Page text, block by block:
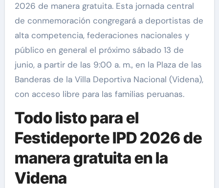
2026 de manera gratuita. Esta jornada central
de conmemoración congregará a deportistas de
alta competencia, federaciones nacionales y
público en general el próximo sábado 13 de
junio, a partir de las 9:00 a. m., en la Plaza de las
Banderas de la Villa Deportiva Nacional (Videna),
con acceso libre para las familias peruanas.
Todo listo para el
Festideporte IPD 2026 de
manera gratuita en la
Videna